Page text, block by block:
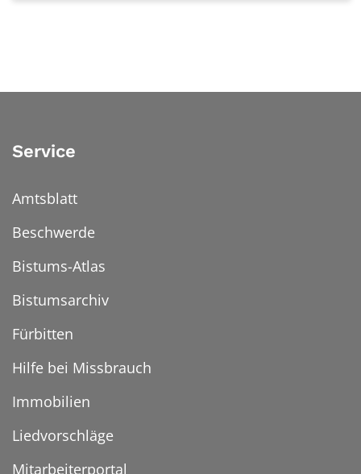
Service
Amtsblatt
Beschwerde
Bistums-Atlas
Bistumsarchiv
Fürbitten
Hilfe bei Missbrauch
Immobilien
Liedvorschläge
Mitarbeiterportal